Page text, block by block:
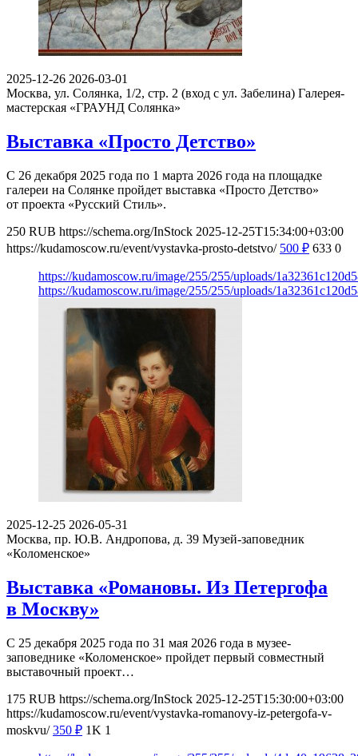
2025-12-26 2026-03-01
Москва, ул. Солянка, 1/2, стр. 2 (вход с ул. Забелина) Галерея-
мастерская «ГРАУНД Солянка»
Выставка «Просто Детство»
С 26 декабря 2025 года по 1 марта 2026 года на площадке
галереи на Солянке пройдет выставка «Просто Детство»
от проекта «Русский Стиль».
250 RUB https://schema.org/InStock 2025-12-25T15:34:00+03:00
https://kudamoscow.ru/event/vystavka-prosto-detstvo/ 500 ₽ 633 0
https://kudamoscow.ru/image/255/255/uploads/
https://kudamoscow.ru/image/255/255/uploads/
2025-12-25 2026-05-31
Москва, пр. Ю.В. Андропова, д. 39 Музей-заповедник
«Коломенское»
Выставка «Романовы. Из Петергофа
в Москву»
С 25 декабря 2025 года по 31 мая 2026 года в музее-
заповеднике «Коломенское» пройдет первый совместный
выставочный проект…
175 RUB https://schema.org/InStock 2025-12-25T15:30:00+03:00
https://kudamoscow.ru/event/vystavka-romanovy-iz-petergofa-v-
moskvu/ 350 ₽ 1K 1